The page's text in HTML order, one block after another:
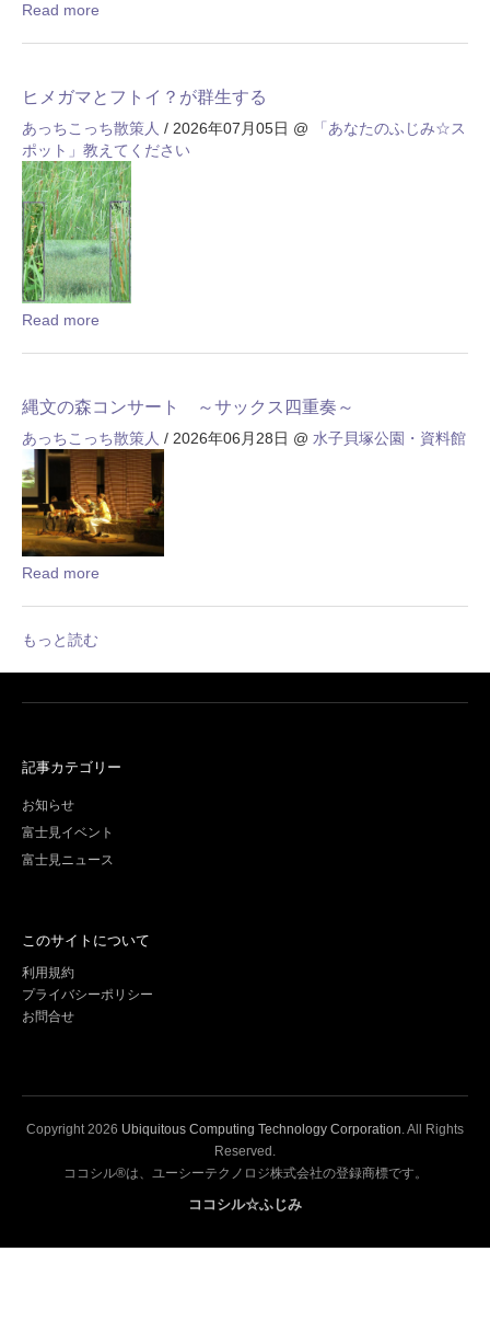
Read more
ヒメガマとフトイ？が群生する
あっちこっち散策人 / 2026年07月05日 @
「あなたのふじみ☆ス
ポット」教えてください
Read more
縄文の森コンサート ～サックス四重奏～
あっちこっち散策人 / 2026年06月28日 @ 水子貝塚公園・資料館
Read more
もっと読む
記事カテゴリー
お知らせ
富士見イベント
富士見ニュース
このサイトについて
利用規約
プライバシーポリシー
お問合せ
Copyright 2026 Ubiquitous Computing Technology Corporation . All Rights
Reserved.
ココシル®は、ユーシーテクノロジ株式会社の登録商標です。
ココシル☆ふじみ